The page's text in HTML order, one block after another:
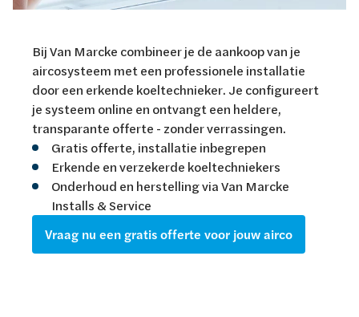
Bij Van Marcke combineer je de aankoop van je
aircosysteem met een professionele installatie
door een erkende koeltechnieker. Je configureert
je systeem online en ontvangt een heldere,
transparante offerte - zonder verrassingen.
Gratis offerte, installatie inbegrepen
Erkende en verzekerde koeltechniekers
Onderhoud en herstelling via Van Marcke
Installs & Service
Vraag nu een gratis offerte voor jouw airco